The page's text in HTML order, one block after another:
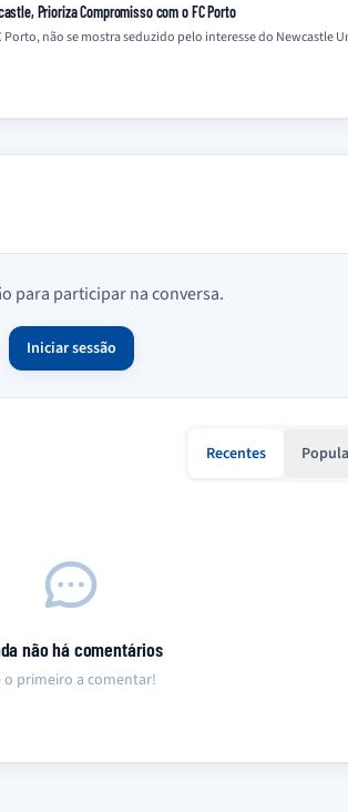
Prioriza Compromisso com o FC Porto
não se mostra seduzido pelo interesse do Newcastle
para participar na conversa.
Iniciar sessão
Recentes
não há comentários
o primeiro a comentar!